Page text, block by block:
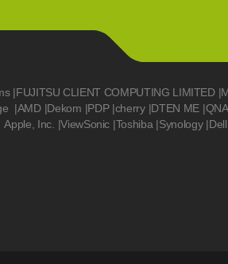
|FUJITSU CLIENT COMPUTING LIMITED |
|AMD |Dekom |PDP |cherry |DTEN ME |
Apple, Inc. |ViewSonic |Toshiba |Synology |Dell